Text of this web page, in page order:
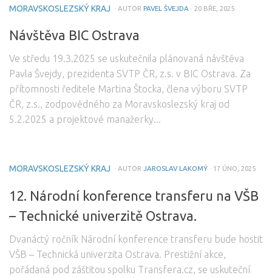
Kontakt
MORAVSKOSLEZSKÝ KRAJ · AUTOR PAVEL ŠVEJDA · 20 BŘE, 2025
Návštěva BIC Ostrava
Ve středu 19.3.2025 se uskutečnila plánovaná návštěva
Pavla Švejdy, prezidenta SVTP ČR, z.s. v BIC Ostrava. Za
přítomnosti ředitele Martina Štocka, člena výboru SVTP
ČR, z.s., zodpovědného za Moravskoslezský kraj od
5.2.2025 a projektové manažerky...
MORAVSKOSLEZSKÝ KRAJ · AUTOR JAROSLAV LAKOMÝ · 17 ÚNO, 2025
12. Národní konference transferu na VŠB
– Technické univerzitě Ostrava.
Dvanáctý ročník Národní konference transferu bude hostit
VŠB – Technická univerzita Ostrava. Prestižní akce,
pořádaná pod záštitou spolku Transfera.cz, se uskuteční